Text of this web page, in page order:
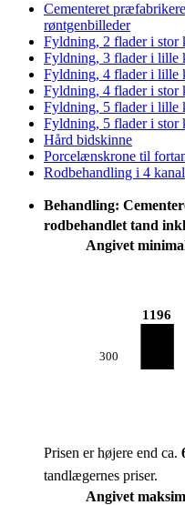
Cementeret
røntgenbilleder
Fyldning, 2 flader i stor
Fyldning, 3 flader i lille
Fyldning, 4 flader i lille
Fyldning, 4 flader i stor
Fyldning, 5 flader i lille
Fyldning, 5 flader i stor
Hård bidskinne
Porcelænskrone til
Rodbehandling i 4
Behandling:
rodbehandlet tand
Angivet
300
1196
Prisen er højere end ca.
tandlægernes priser.
Angivet